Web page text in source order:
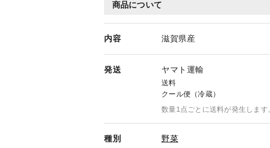
商品について
内容 滋賀県産
発送 ヤマト運輸
送料
クール便（冷蔵）
数量1点ごとに送料が発生します
種別 野菜